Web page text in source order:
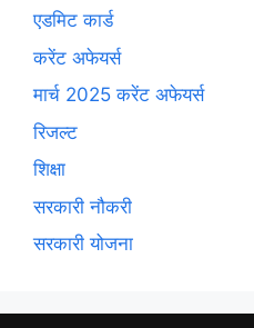
एडमिट कार्ड
करेंट अफेयर्स
मार्च 2025 करेंट अफेयर्स
रिजल्ट
शिक्षा
सरकारी नौकरी
सरकारी योजना